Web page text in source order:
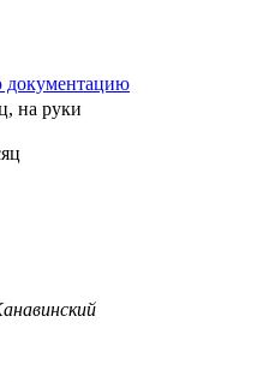
документацию
на руки